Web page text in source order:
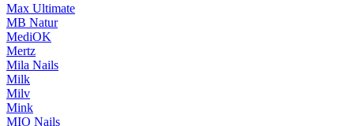
Max Ultimate
MB Natur
MediOK
Mertz
Mila Nails
Milk
Milv
Mink
MIO Nails